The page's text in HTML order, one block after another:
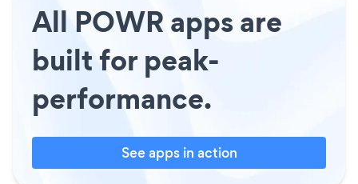
All POWR apps are
built for peak-
performance.
See apps in action